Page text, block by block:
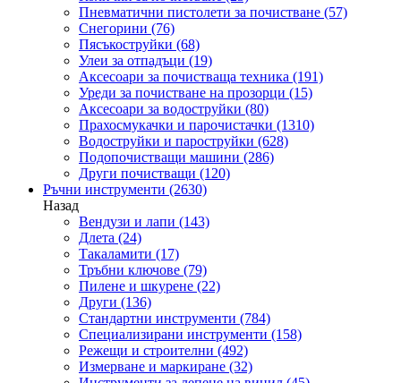
Пневматични пистолети за почистване (57)
Снегорини (76)
Пясъкоструйки (68)
Улеи за отпадъци (19)
Аксесоари за почистваща техника (191)
Уреди за почистване на прозорци (15)
Аксесоари за водоструйки (80)
Прахосмукачки и парочистачки (1310)
Водоструйки и пароструйки (628)
Подопочистващи машини (286)
Други почистващи (120)
Ръчни инструменти (2630)
Назад
Вендузи и лапи (143)
Длета (24)
Такаламити (17)
Тръбни ключове (79)
Пилене и шкурене (22)
Други (136)
Стандартни инструменти (784)
Специализирани инструменти (158)
Режещи и строителни (492)
Измерване и маркиране (32)